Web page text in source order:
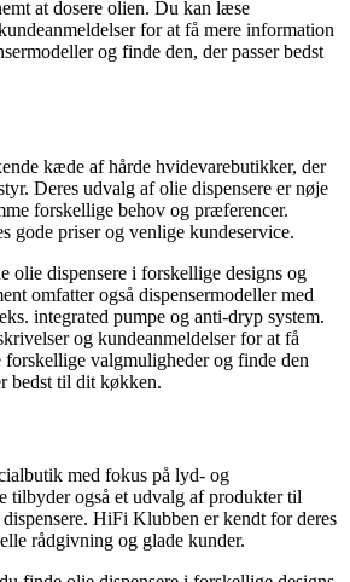
at dosere olien. Du kan læse
for at få mere information
og finde den, der passer bedst
kæde af hårde hvidevarebutikker, der
Deres udvalg af olie dispensere er nøje
forskellige behov og præferencer.
gode priser og venlige kundeservice.
olie dispensere i forskellige designs og
omfatter også dispensermodeller med
integrated pumpe og anti-dryp system.
og kundeanmeldelser for at få
valgmuligheder og finde den
bedst til dit køkken.
med fokus på lyd- og
tilbyder også et udvalg af produkter til
HiFi Klubben er kendt for deres
rådgivning og glade kunder.